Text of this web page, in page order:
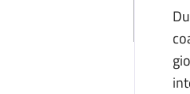
pagina Reparto di degenza